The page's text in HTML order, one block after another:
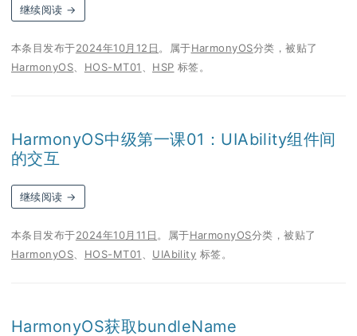
继续阅读 →
本条目发布于2024年10月12日 。属于HarmonyOS分类，被贴了
HarmonyOS
HOS-MT01 HSP 标签。
HarmonyOS中级第一课01：UIAbility组件间
的交互
继续阅读 →
本条目发布于2024年10月11日 。属于HarmonyOS分类，被贴了
HarmonyOS
HOS-MT01 UIAbility 标签。
HarmonyOS获取bundleName